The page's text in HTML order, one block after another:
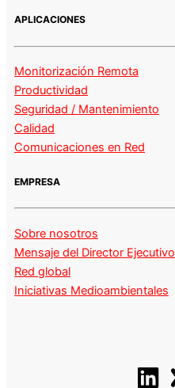
APLICACIONES
Monitorización Remota
Productividad
Seguridad / Mantenimiento
Calidad
Comunicaciones en Red
EMPRESA
Sobre nosotros
Mensaje del Director Ejecutivo
Red global
Iniciativas Medioambientales